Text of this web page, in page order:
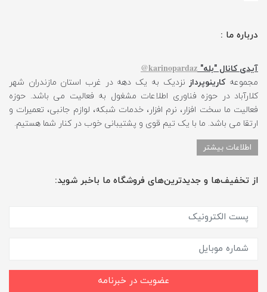
درباره ما :
آیدی کانال "بله" karinopardaz@
مجموعهکارینوپرداز نزدیک به یک دهه در غرب استان مازندران شهر
کلارآباد در حوزه فناوری اطلاعات مشغول به فعالیت می باشد. حوزه
فعالیت ما سخت افزار، نرم افزار، خدمات شبکه، لوازم جانبی، تعمیرات و
ارتقا می باشد. ما با یک تیم قوی و پشتیبانی خوب در کنار شما هستیم.
اطلاعات بیشتر
از تخفیف‌ها و جدیدترین‌های فروشگاه ما باخبر شوید:
عضویت در خبرنامه